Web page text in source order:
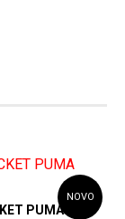
NOVO
PUMA